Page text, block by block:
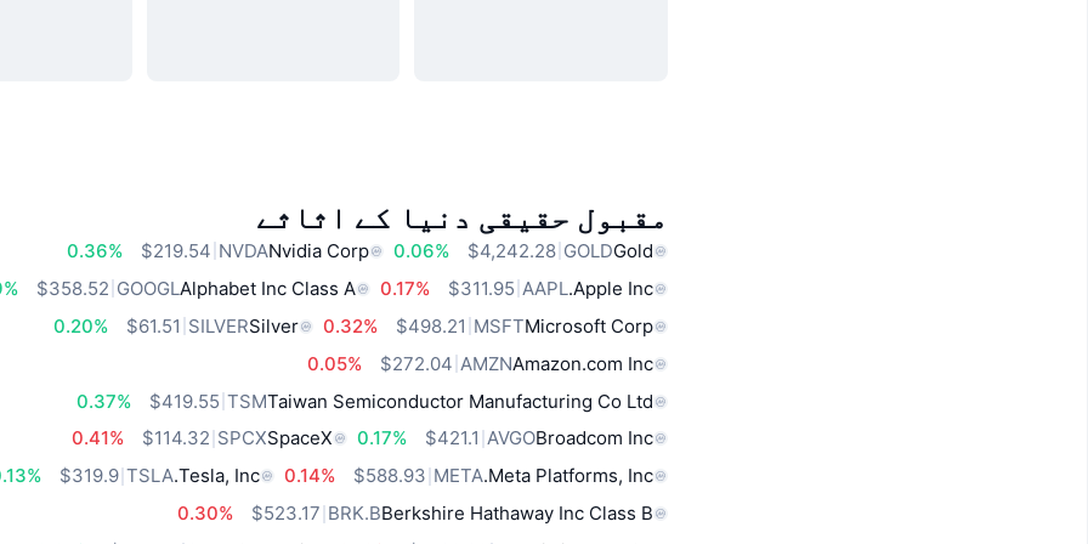
مقبول حقیقی دنیا کے اثاثے
Gold
GOLD
$4,242.28
0.06%
Nvidia Corp
NVDA
$219.54
0.36%
Apple Inc.
AAPL
$311.95
0.17%
Alphabet Inc Class A
GOOGL
$358.52
Microsoft Corp
MSFT
$498.21
0.32%
Silver
SILVER
$61.51
0.20%
Amazon.com Inc
AMZN
$272.04
0.05%
Taiwan Semiconductor Manufacturing Co Ltd
TSM
$419.55
0.37%
Broadcom Inc
AVGO
$421.1
0.17%
SpaceX
SPCX
$114.32
0.41%
Meta Platforms, Inc.
META
$588.93
0.14%
Tesla, Inc.
TSLA
$319.9
Berkshire Hathaway Inc Class B
BRK.B
$523.17
0.30%